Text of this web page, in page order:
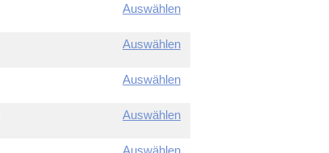
Auswählen
Auswählen
Auswählen
Auswählen
Auswählen